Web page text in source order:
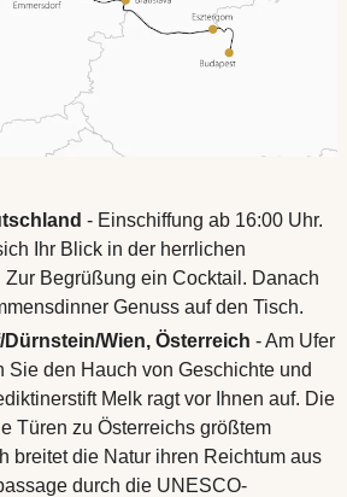
- Einschiffung ab 16:00 Uhr.
Ihr Blick in der herrlichen
Begrüßung ein Cocktail. Danach
Genuss auf den Tisch.
Wien, Österreich - Am Ufer
Sie den Hauch von Geschichte und
Melk ragt vor Ihnen auf. Die
Türen zu Österreichs größtem
breitet die Natur ihren Reichtum aus
durch die UNESCO-